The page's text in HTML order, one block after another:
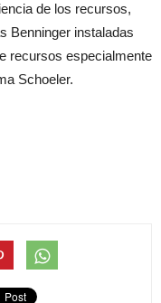
de los recursos,
Benninger instaladas
recursos especialmente
Schoeler.